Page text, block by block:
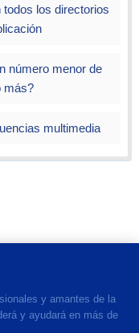
los directorios
número menor de
más?
multimedia
y amantes de la
y ayudará en más de